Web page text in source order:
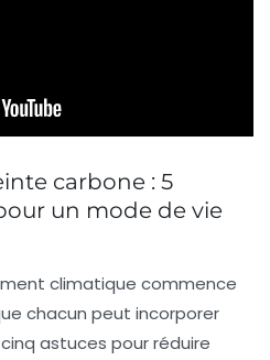
carbone : 5
un mode de vie
climatique commence
chacun peut incorporer
astuces pour réduire